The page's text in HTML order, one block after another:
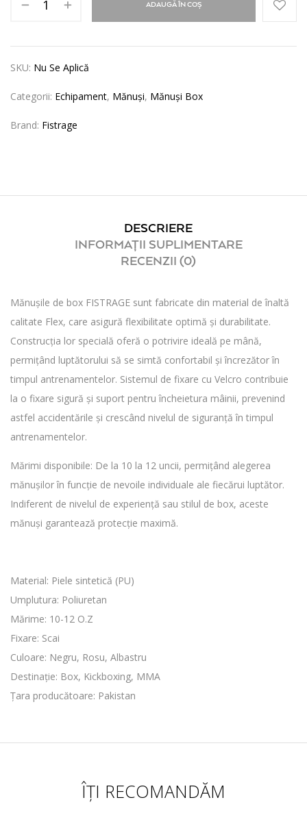
ADAUGĂ ÎN COȘ
SKU: Nu Se Aplică
Categorii: Echipament, Mănuși, Mănuși Box
Brand: Fistrage
DESCRIERE
INFORMAȚII SUPLIMENTARE
RECENZII (0)
Mănușile de box FISTRAGE sunt fabricate din material de înaltă
calitate Flex, care asigură flexibilitate optimă și durabilitate.
Construcția lor specială oferă o potrivire ideală pe mână,
permițând luptătorului să se simtă confortabil și încrezător în
timpul antrenamentelor. Sistemul de fixare cu Velcro contribuie
la o fixare sigură și suport pentru încheietura mâinii, prevenind
astfel accidentările și crescând nivelul de siguranță în timpul
antrenamentelor.
Mărimi disponibile: De la 10 la 12 uncii, permițând alegerea
mănușilor în funcție de nevoile individuale ale fiecărui luptător.
Indiferent de nivelul de experiență sau stilul de box, aceste
mănuși garantează protecție maximă.
Material: Piele sintetică (PU)
Umplutura: Poliuretan
Mărime: 10-12 O.Z
Fixare: Scai
Culoare: Negru, Rosu, Albastru
Destinație: Box, Kickboxing, MMA
Țara producătoare: Pakistan
ÎȚI RECOMANDĂM